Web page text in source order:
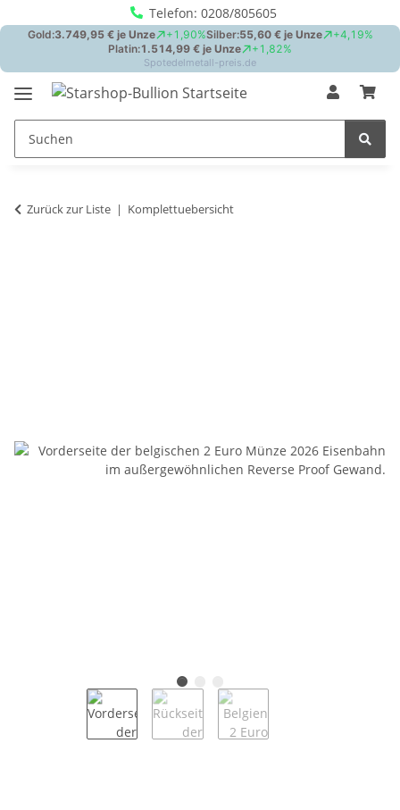
Telefon: 0208/805605
Zurück zur Liste Komplettuebersicht